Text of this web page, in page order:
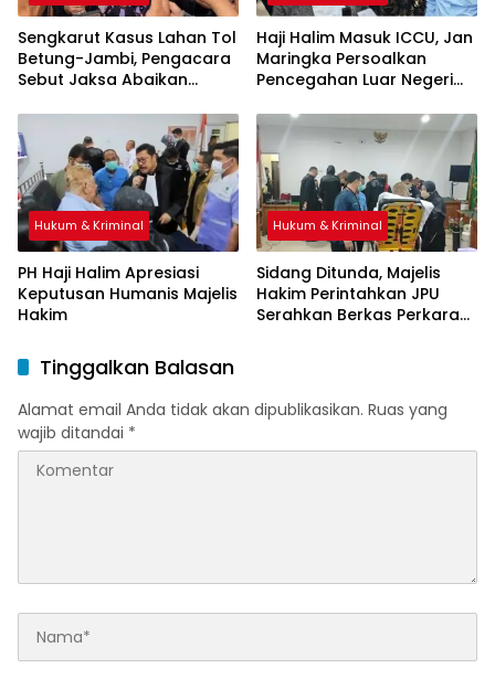
Sengkarut Kasus Lahan Tol
Betung-Jambi, Pengacara
Sebut Jaksa Abaikan
PSN
Haji Halim Masuk ICCU, Jan
Maringka Persoalkan
Pencegahan Luar Negeri
Hukum & Kriminal
PH Haji Halim Apresiasi
Keputusan Humanis Majelis
Hakim
Hukum & Kriminal
Sidang Ditunda, Majelis
Hakim Perintahkan JPU
Serahkan Berkas Perkara
Tinggalkan Balasan
Alamat email Anda tidak akan dipublikasikan. Ruas yang
wajib ditandai *